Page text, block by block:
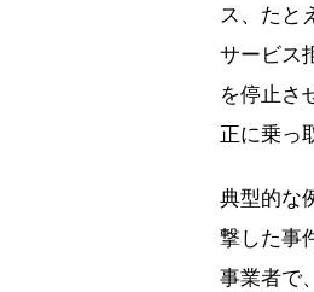
ス、たと
サービス
を停止さ
正に乗っ
典型的な
撃した事
事業者で